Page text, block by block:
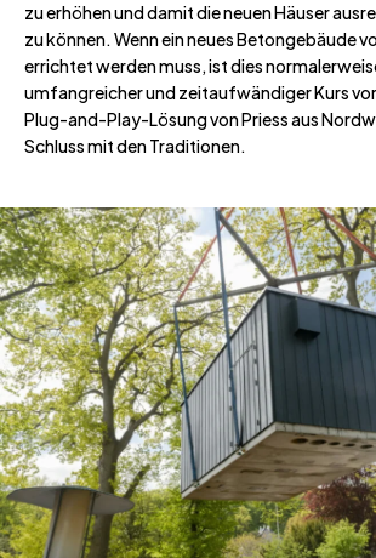
zu erhöhen und damit die neuen Häuser
zu können. Wenn ein neues Betongebäude
errichtet werden muss, ist dies
umfangreicher und zeitaufwändiger Kurs
Plug-and-Play-Lösung von Priess aus
Schluss mit den Traditionen.